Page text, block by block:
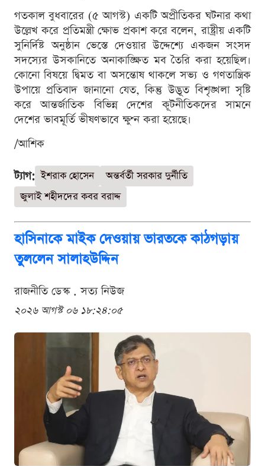
গতকাল বুধবারের (৫ আগস্ট) একটি অপ্রীতিকর ঘটনার কথা
উল্লেখ করে প্রতিমন্ত্রী ক্ষোভ প্রকাশ করে বলেন, রাষ্ট্রীয় একটি
সুনির্দিষ্ট অনুষ্ঠান ভেস্তে দেওয়ার উদ্দেশ্যে একজন সংসদ
সদস্যের উসকানিতে অনাকাঙ্ক্ষিত মব তৈরি করা হয়েছিল।
কোনো বিষয়ে দ্বিমত বা অসন্তোষ থাকলে সভ্য ও গণতান্ত্রিক
উপায়ে প্রতিবাদ জানানো যেত, কিন্তু উদ্ভূত বিশৃঙ্খলা সৃষ্টি
করে আন্তর্জাতিক বিভিন্ন দেশের কূটনীতিকদের সামনে
দেশের ভাবমূর্তি ভীষণভাবে ক্ষুণ্ন করা হয়েছে।
/আশিক
ট্যাগ: ইশরাক হোসেন
অন্তর্বর্তী সরকার দুর্নীতি
জুলাই শহীদদের কবর বরাদ্দ
হাসিনাকে মাইক দেওয়ায় ভারতকে কাঠগড়ায়
তুললেন সালাহউদ্দিন
রাজনীতি ডেস্ক . সত্য নিউজ
২০২৬ আগস্ট ০৬ ১৮:২৪:০৫